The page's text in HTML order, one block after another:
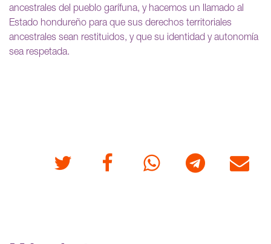
ancestrales del pueblo garífuna, y hacemos un llamado al
Estado hondureño para que sus derechos territoriales
ancestrales sean restituidos, y que su identidad y autonomía
sea respetada.
Twitter FacebookWhatsappTelegram Correo